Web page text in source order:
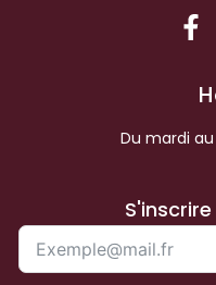
Du mardi au